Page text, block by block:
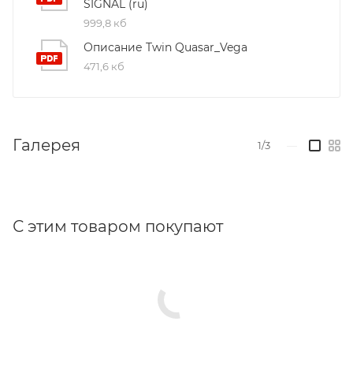
поворотными креплениями.
Установка без поворотных креплений возможна
только, если высота окна не менее 1500 мм.
быть усилен.
Габаритные размеры:
SIGNAL (ru)
999,8 кб
Описание Twin Quasar_Vega
471,6 кб
Галерея 1/3
С этим товаром покупают